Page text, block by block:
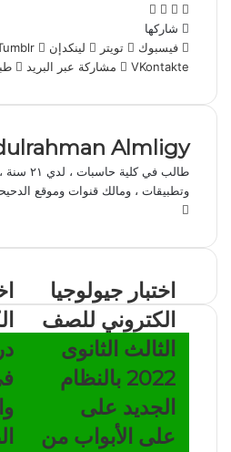
فيسبوك
تويترواتساب
شاركها
فيسبوك
تويتر لينكدإن
مشاركة عبر البريد
Almligy
طالب في
وتطبيقات ، ومالك قنوات وموقع
اختبار جيولوجيا
الكتروني للصف
الثالث الثانوى
2022 بالنظام
الجديد على
على الأبواب من